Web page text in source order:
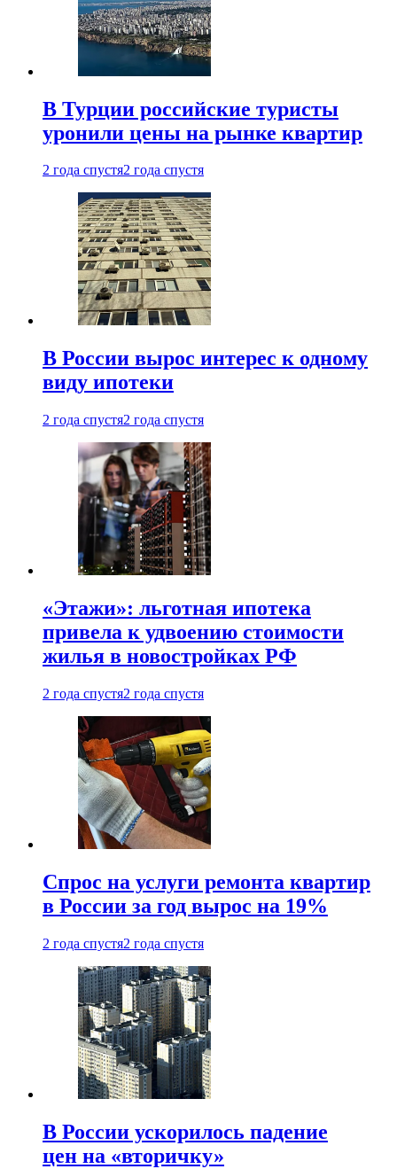
В Турции российские туристы
уронили цены на рынке квартир
2 года спустя2 года спустя
В России вырос интерес к одному
виду ипотеки
2 года спустя2 года спустя
«Этажи»: льготная ипотека
привела к удвоению стоимости
жилья в новостройках РФ
2 года спустя2 года спустя
Спрос на услуги ремонта квартир
в России за год вырос на 19%
2 года спустя2 года спустя
В России ускорилось падение
цен на «вторичку»